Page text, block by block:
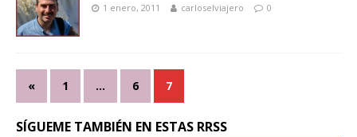
1 enero, 2011 carloselviajero 0
« 1 … 6 7
SÍGUEME TAMBIÉN EN ESTAS RRSS